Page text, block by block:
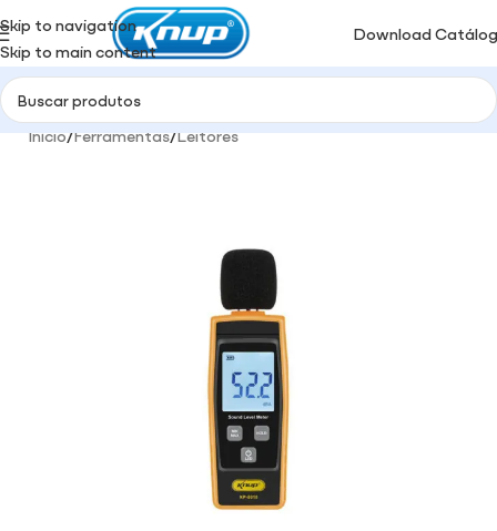
Skip to navigation
Skip to main content
Download
Início/Ferramentas/Leitores